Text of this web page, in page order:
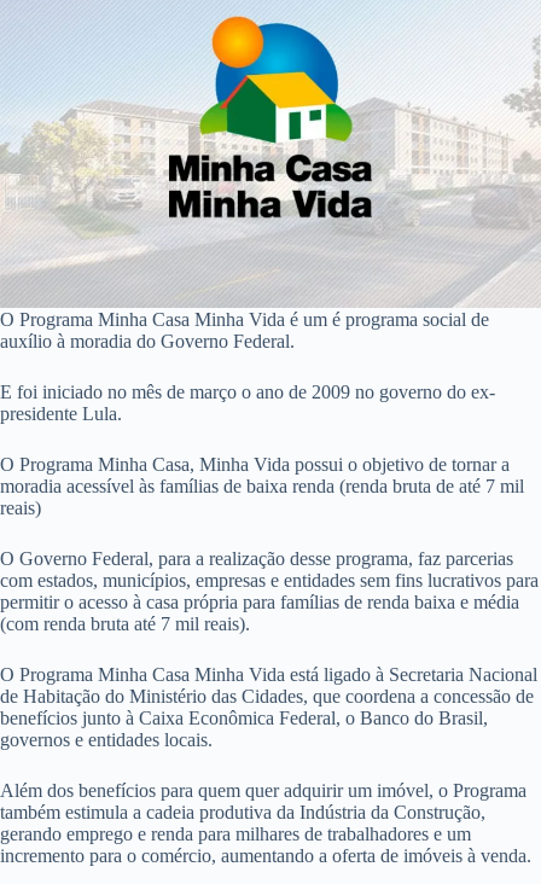
O Programa Minha Casa Minha Vida é um é programa social de
auxílio à moradia do Governo Federal.
E foi iniciado no mês de março o ano de 2009 no governo do ex-
presidente Lula.
O Programa Minha Casa, Minha Vida possui o objetivo de tornar a
moradia acessível às famílias de baixa renda (renda bruta de até 7 mil
reais)
O Governo Federal, para a realização desse programa, faz parcerias
com estados, municípios, empresas e entidades sem fins lucrativos para
permitir o acesso à casa própria para famílias de renda baixa e média
(com renda bruta até 7 mil reais).
O Programa Minha Casa Minha Vida está ligado à Secretaria Nacional
de Habitação do Ministério das Cidades, que coordena a concessão de
benefícios junto à Caixa Econômica Federal, o Banco do Brasil,
governos e entidades locais.
Além dos benefícios para quem quer adquirir um imóvel, o Programa
também estimula a cadeia produtiva da Indústria da Construção,
gerando emprego e renda para milhares de trabalhadores e um
incremento para o comércio, aumentando a oferta de imóveis à venda.